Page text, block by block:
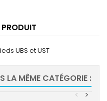
UBS et UST
LA MÊME CATÉGORIE :
>
<